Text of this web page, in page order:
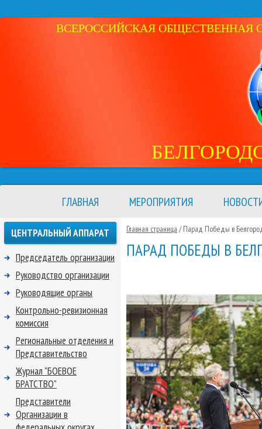
ВСЕРОССИЙСКАЯ ОБЩЕСТВЕННАЯ
ГЛАВНАЯ МЕРОПРИЯТИЯ
Главная страница / Парад Победы в
ПАРАД ПОБЕДЫ В
ЦЕНТРАЛЬНЫЙ АППАРАТ
Председатель организации
Руководство организации
Руководящие органы
Контрольно-ревизионная
комиссия
Региональные отделения и
Представительство
Журнал "БОЕВОЕ
БРАТСТВО"
Представители
Организации в